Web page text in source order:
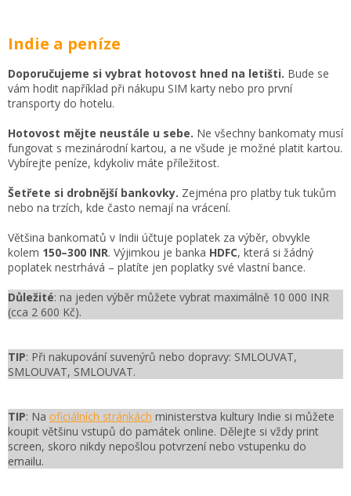
Indie a peníze
Doporučujeme si vybrat hotovost hned na letišti. Bude se
vám hodit například při nákupu SIM karty nebo pro první
transporty do hotelu.
Hotovost mějte neustále u sebe. Ne všechny bankomaty musí
fungovat s mezinárodní kartou, a ne všude je možné platit kartou.
Vybírejte peníze, kdykoliv máte příležitost.
Šetřete si drobnější bankovky. Zejména pro platby tuk tukům
nebo na trzích, kde často nemají na vrácení.
Většina bankomatů v Indii účtuje poplatek za výběr, obvykle
kolem 150–300 INR. Výjimkou je banka HDFC, která si žádný
poplatek nestrhává – platíte jen poplatky své vlastní bance.
Důležité: na jeden výběr můžete vybrat maximálně 10 000 INR
(cca 2 600 Kč).
TIP: Při nakupování suvenýrů nebo dopravy: SMLOUVAT,
SMLOUVAT, SMLOUVAT.
TIP: Na oficiálních stránkách ministerstva kultury Indie si můžete
koupit většinu vstupů do památek online. Dělejte si vždy print
screen, skoro nikdy nepošlou potvrzení nebo vstupenku do
emailu.